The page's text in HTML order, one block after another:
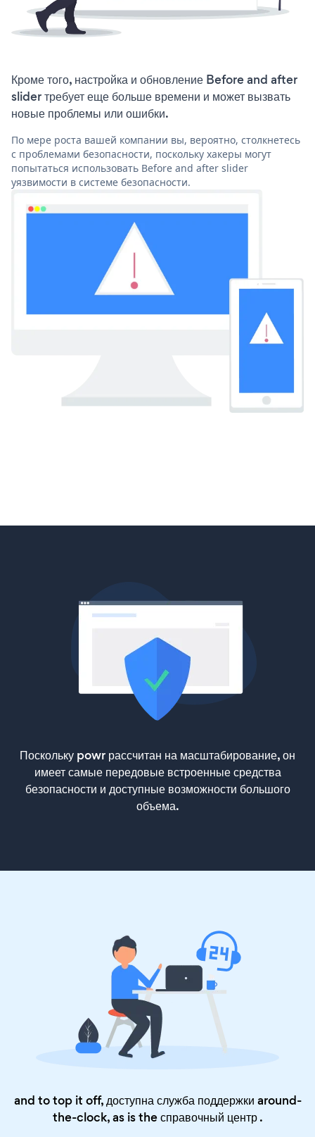
Кроме того, настройка и обновление Before and after
slider требует еще больше времени и может вызвать
новые проблемы или ошибки.
По мере роста вашей компании вы, вероятно, столкнетесь
с проблемами безопасности, поскольку хакеры могут
попытаться использовать Before and after slider
уязвимости в системе безопасности.
Поскольку powr рассчитан на масштабирование, он
имеет самые передовые встроенные средства
безопасности и доступные возможности большого
объема.
and to top it off, доступна служба поддержки around-
the-clock, as is theсправочный центр.